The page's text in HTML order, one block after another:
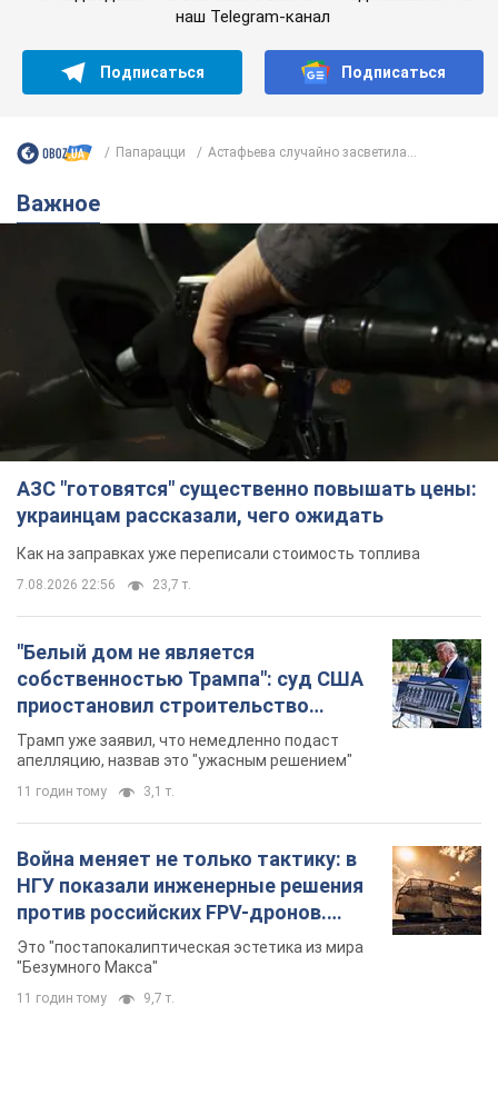
наш Telegram-канал
Подписаться Подписаться
Папарацци Астафьева случайно засветила...
Важное
АЗС "готовятся" существенно повышать цены:
украинцам рассказали, чего ожидать
Как на заправках уже переписали стоимость топлива
7.08.2026 22:56 23,7 т.
"Белый дом не является
собственностью Трампа": суд США
приостановил строительство
бального зала стоимостью 400 млн
долларов
Трамп уже заявил, что немедленно подаст
апелляцию, назвав это "ужасным решением"
11 годин тому 3,1 т.
Война меняет не только тактику: в
НГУ показали инженерные решения
против российских FPV-дронов.
Фото
Это "постапокалиптическая эстетика из мира
"Безумного Макса"
11 годин тому 9,7 т.